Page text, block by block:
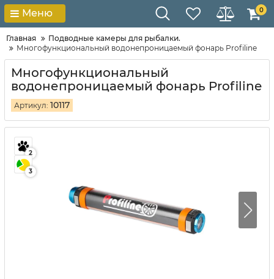
Меню 0
Главная
Подводные камеры для рыбалки.
Многофункциональный водонепроницаемый фонарь Profiline
Многофункциональный
водонепроницаемый фонарь Profiline
Артикул: 10117
2
3